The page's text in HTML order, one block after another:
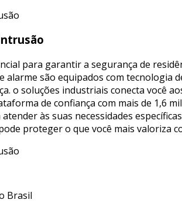
para garantir a segurança de
alarme são equipados com
o soluções industriais conecta você
de confiança com mais de 1,6
às suas necessidades
proteger o que você mais valoriza
Brasil